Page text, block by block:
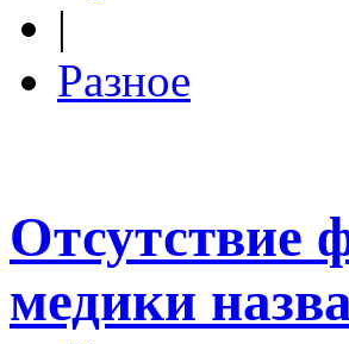
|
Разное
Отсутствие
медики